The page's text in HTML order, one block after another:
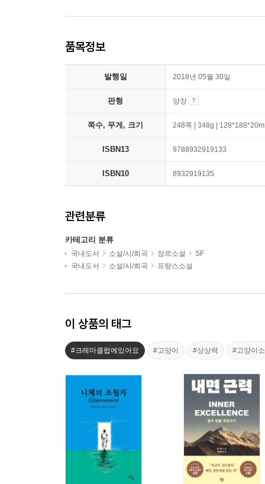
품목정보
발행일 2018년 05월 30일
판형 양장
쪽수, 무게, 크기 248쪽 | 348g |
ISBN13 9788932919133
ISBN10 8932919135
관련분류
카테고리 분류
국내도서 소설/시/희곡 장르소설
SF
국내도서
소설/시/희곡 프랑스소설
이 상품의 태그
#크레마클럽에있어요 #고양이 #상상력 #고양이